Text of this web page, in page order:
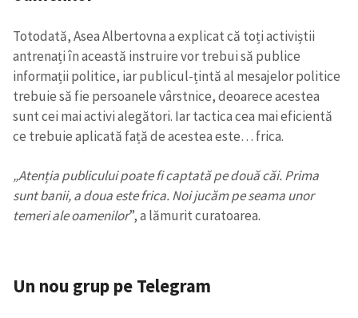
Totodată, Asea Albertovna a explicat că toți activiștii
antrenați în această instruire vor trebui să publice
informații politice, iar publicul-țintă al mesajelor politice
trebuie să fie persoanele vârstnice, deoarece acestea
sunt cei mai activi alegători. Iar tactica cea mai eficientă
ce trebuie aplicată față de acestea este… frica.
„Atenția publicului poate fi captată pe două căi. Prima
sunt banii, a doua este frica. Noi jucăm pe seama unor
temeri ale oamenilor”, a lămurit curatoarea.
Un nou grup pe Telegram